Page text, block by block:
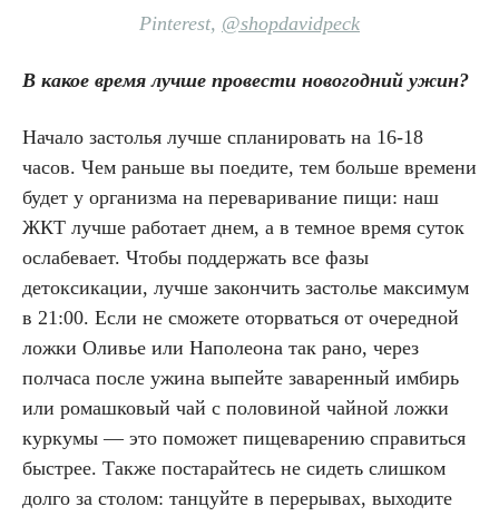
Pinterest, @shopdavidpeck
В какое время лучше провести новогодний ужин?
Начало застолья лучше спланировать на 16-18
часов. Чем раньше вы поедите, тем больше времени
будет у организма на переваривание пищи: наш
ЖКТ лучше работает днем, а в темное время суток
ослабевает. Чтобы поддержать все фазы
детоксикации, лучше закончить застолье максимум
в 21:00. Если не сможете оторваться от очередной
ложки Оливье или Наполеона так рано, через
полчаса после ужина выпейте заваренный имбирь
или ромашковый чай с половиной чайной ложки
куркумы — это поможет пищеварению справиться
быстрее. Также постарайтесь не сидеть слишком
долго за столом: танцуйте в перерывах, выходите